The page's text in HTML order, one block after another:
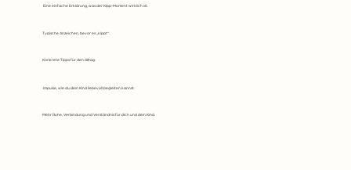
Eine einfache Erklärung, was der Kipp-Moment wirklich ist.
Typische Anzeichen, bevor es „kippt“.
Konkrete Tipps für den Alltag.
Impulse, wie du dein Kind liebevoll begleiten kannst.
Mehr Ruhe, Verbindung und Verständnis für dich und dein Kind.